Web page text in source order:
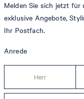
Melden Sie sich jetzt für
exklusive Angebote,
Ihr Postfach.
Anrede
Herr